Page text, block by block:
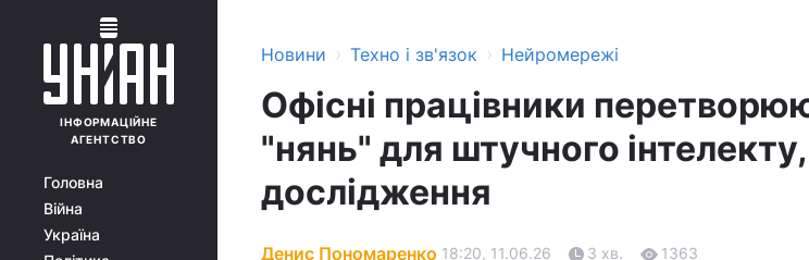
ІНФОРМАЦІЙНЕ
АГЕНТСТВО
Головна
Війна
Україна
Новини › Техно і зв'язок › Нейромережі
Офісні працівники
"нянь" для штучного
дослідження
Денис Пономаренко 18:20, 11.06.26 3 хв. 1363